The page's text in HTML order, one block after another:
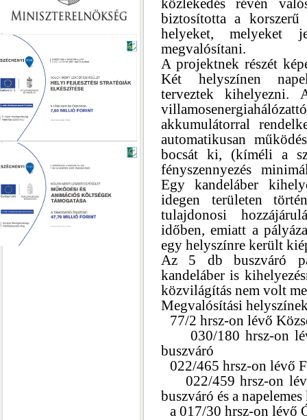
közlekedés révén
biztosította a
helyeket, melyeket
megvalósítani.
A projektnek részét
Két helyszínen
terveztek kihelyezni.
akkumulátorral
automatikusan
bocsát ki, (kíméli a
fényszennyezés
Egy kandeláber
idegen területen
tulajdonosi
időben, emiatt a
egy helyszínre került
Az 5 db buszváró
kandeláber is
közvilágítás nem volt
Megvalósítási
77/2 hrsz-on lévő
030/180 hrsz-on
buszváró
022/465 hrsz-on lévő
022/459 hrsz-on
buszváró és a
a 017/30 hrsz-on lévő